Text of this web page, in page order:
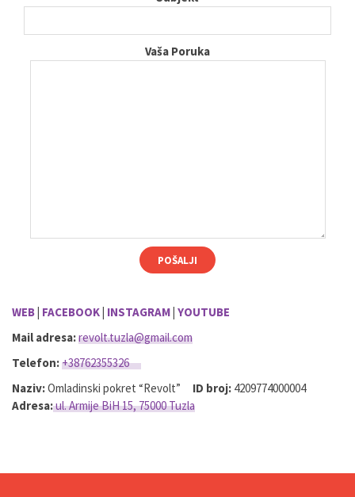
Vaša Poruka
WEB| FACEBOOK| INSTAGRAM| YOUTUBE
Mail adresa:revolt.tuzla@gmail.com
Telefon:+38762355326
Naziv:Omladinski pokret “Revolt” ID broj: 4209774000004
Adresa:ul. Armije BiH 15, 75000 Tuzla